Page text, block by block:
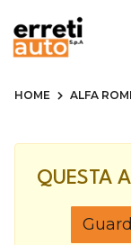
HOME ALFA
QUESTA